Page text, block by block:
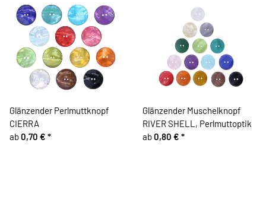
Glänzender Perlmuttknopf
CIERRA
ab0,70 € *
Glänzender Muschelknopf
RIVER SHELL, Perlmuttoptik
ab0,80 € *